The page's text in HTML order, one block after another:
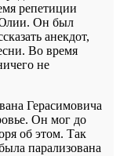
репетиции
Юлии. Он был
анекдот,
Во время
не
Герасимовича
Он мог до
об этом. Так
парализована